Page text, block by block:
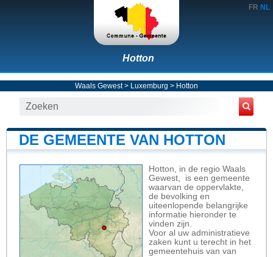
FR NL
Hotton
Waals Gewest> Luxemburg > Hotton
DE GEMEENTE VAN HOTTON
Hotton, in de regio Waals
Gewest, is een gemeente
waarvan de oppervlakte,
de bevolking en
uiteenlopende belangrijke
informatie hieronder te
vinden zijn.
Voor al uw administratieve
zaken kunt u terecht in het
gemeentehuis van van